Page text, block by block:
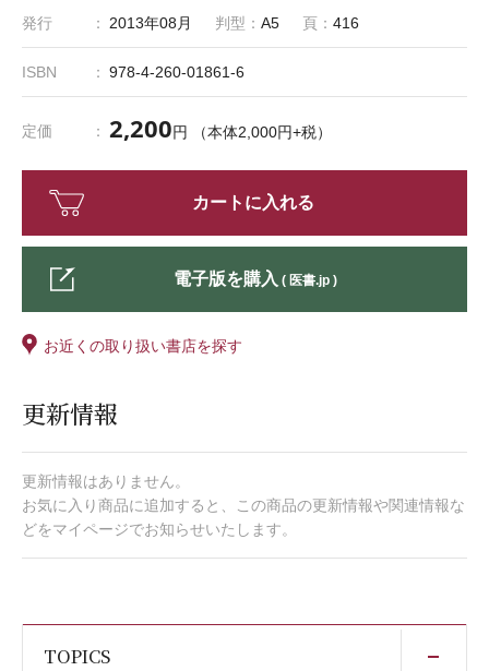
発行 2013年08月 判型： A5 頁： 416
ISBN 978-4-260-01861-6
定価 2,200円 （本体2,000円+税）
カートに入れる
電子版を購入 ( 医書.jp )
お近くの取り扱い書店を探す
更新情報
更新情報はありません。
お気に入り商品に追加すると、この商品の更新情報や関連情報な
どをマイページでお知らせいたします。
TOPICS